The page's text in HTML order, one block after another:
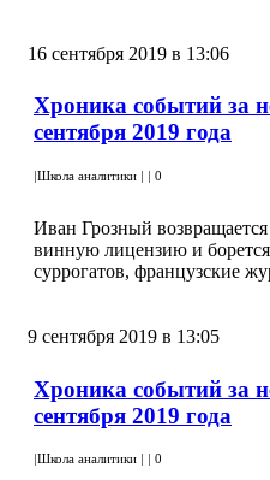
16 сентября 2019 в 13:06
Хроника событий за
сентября 2019 года
|Школа аналитики | | 0
Иван Грозный
винную лицензию и
суррогатов, французские
9 сентября 2019 в 13:05
Хроника событий за
сентября 2019 года
Школа аналитики 0